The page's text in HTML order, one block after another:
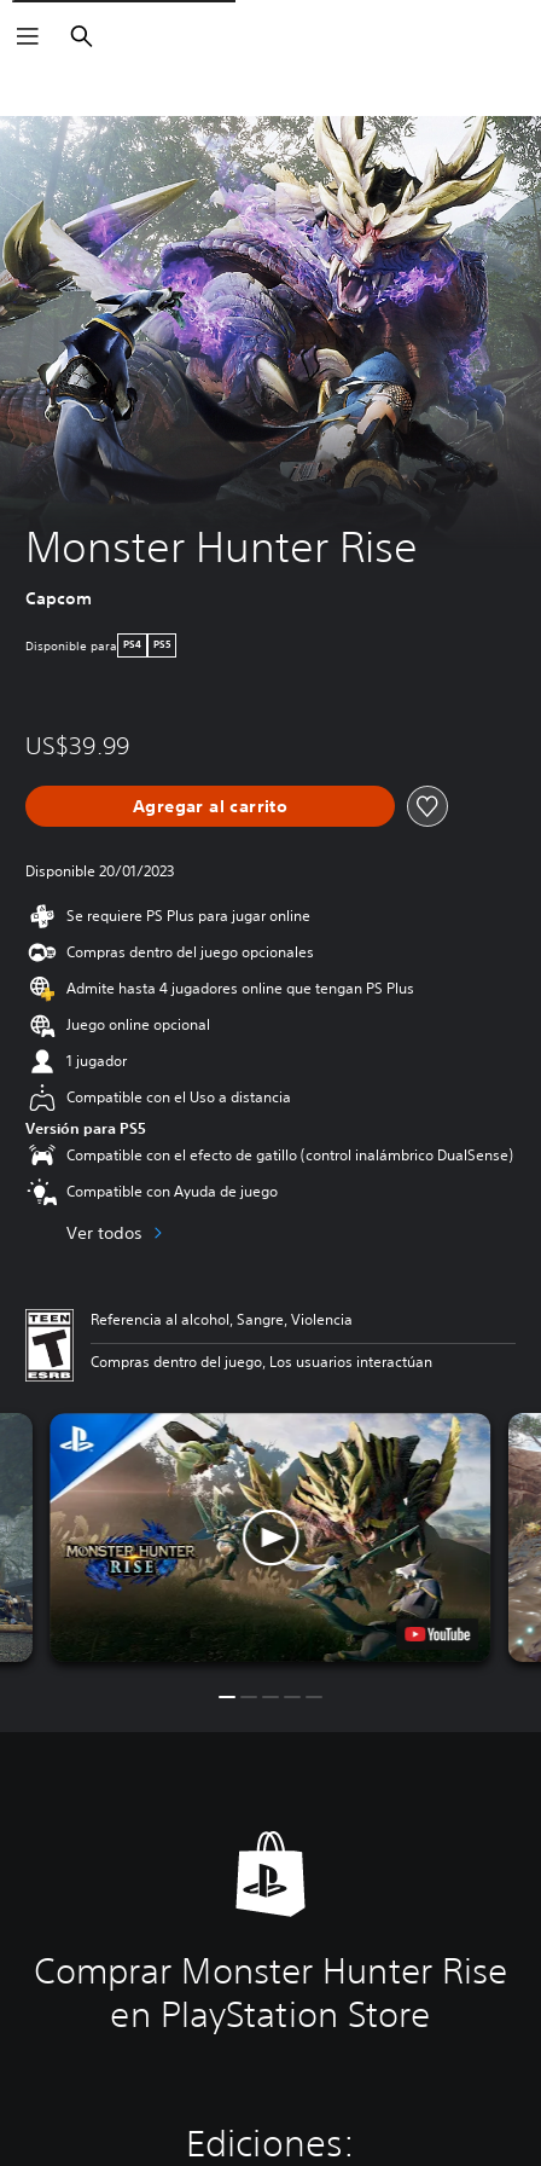
Buscar
Monster Hunter Rise
Capcom
Disponible para PS4 PS5
US$39.99
Agregar al carrito
Disponible 20/01/2023
Se requiere PS Plus para jugar online
Compras dentro del juego opcionales
Admite hasta 4 jugadores online que tengan PS Plus
Juego online opcional
1 jugador
Compatible con el Uso a distancia
Versión para PS5
Compatible con el efecto de gatillo (control inalámbrico DualSense)
Compatible con Ayuda de juego
Ver todos
Referencia al alcohol, Sangre, Violencia
Compras dentro del juego, Los usuarios interactúan
Comprar Monster Hunter Rise
en PlayStation Store
Ediciones: